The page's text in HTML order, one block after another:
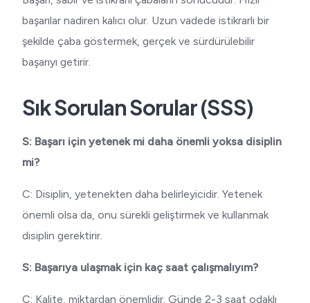
başarılar nadiren kalıcı olur. Uzun vadede istikrarlı bir
şekilde çaba göstermek, gerçek ve sürdürülebilir
başarıyı getirir.
Sık Sorulan Sorular (SSS)
S: Başarı için yetenek mi daha önemli yoksa disiplin
mi?
C: Disiplin, yetenekten daha belirleyicidir. Yetenek
önemli olsa da, onu sürekli geliştirmek ve kullanmak
disiplin gerektirir.
S: Başarıya ulaşmak için kaç saat çalışmalıyım?
C: Kalite, miktardan önemlidir. Günde 2-3 saat odaklı